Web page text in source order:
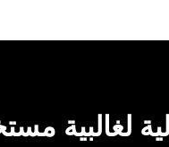
لغالبية